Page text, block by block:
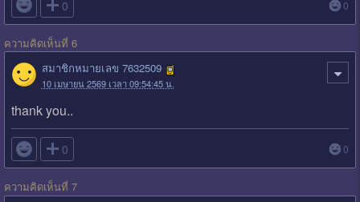
 0 0
ความคิดเห็นที่ 6
สมาชิกหมายเลข 7632509
10 เมษายน 2569 เวลา 09:54:45 น.
thank you..
 0 0
ความคิดเห็นที่ 7